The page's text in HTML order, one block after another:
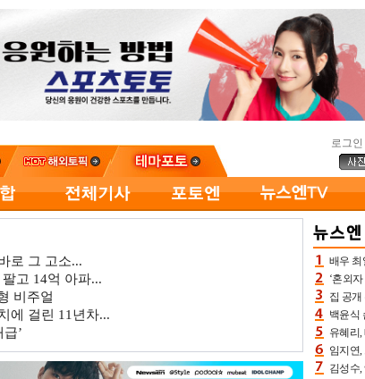
로그인
로 그 고소...
고 14억 아파...
비주얼
에 걸린 11년차...
’